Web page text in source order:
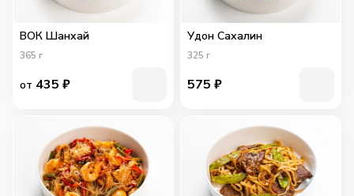
ВОК Шанхай
365 г
от 435 ₽
Удон Сахалин
325 г
575 ₽